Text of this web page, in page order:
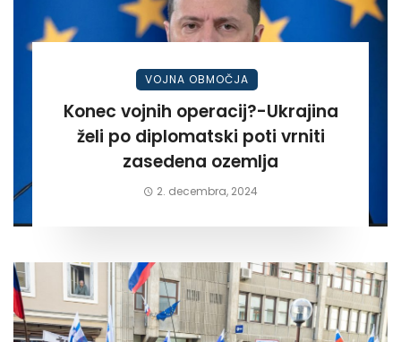
VOJNA OBMOČJA
Konec vojnih operacij?-Ukrajina
želi po diplomatski poti vrniti
zasedena ozemlja
2. decembra, 2024